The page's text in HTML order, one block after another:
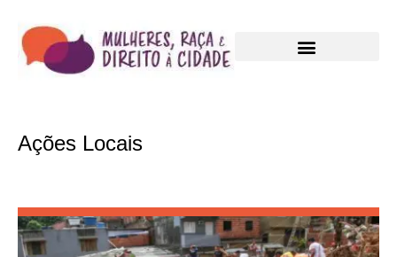
Ações Locais